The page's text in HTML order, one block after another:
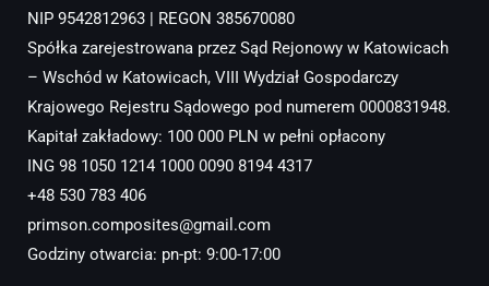
NIP 9542812963 | REGON 385670080
Spółka zarejestrowana przez Sąd Rejonowy w Katowicach
– Wschód w Katowicach, VIII Wydział Gospodarczy
Krajowego Rejestru Sądowego pod numerem 0000831948.
Kapitał zakładowy: 100 000 PLN w pełni opłacony
ING 98 1050 1214 1000 0090 8194 4317
+48 530 783 406
primson.composites@gmail.com
Godziny otwarcia: pn-pt: 9:00-17:00